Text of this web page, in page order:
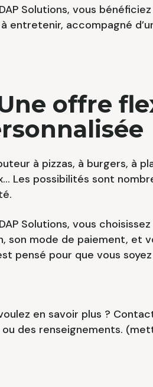
Solutions, vous
entretenir, accompagné
offre
à pizzas, à burgers, à
Les possibilités sont
Solutions, vous
son mode de paiement, et
pensé pour que vous
en savoir plus ?
des renseignements.